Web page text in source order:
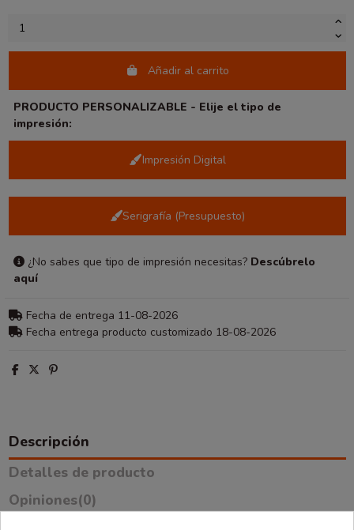
Añadir al carrito
PRODUCTO PERSONALIZABLE - Elije el tipo de
impresión:
Impresión Digital
Serigrafía (Presupuesto)
¿No sabes que tipo de impresión necesitas?Descúbrelo
aquí
Fecha de entrega 11-08-2026
Fecha entrega producto customizado 18-08-2026
Descripción
Detalles de producto
Opiniones(0)